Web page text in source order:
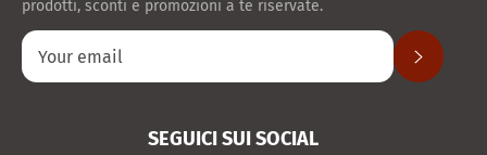
prodotti, sconti e promozioni a te riservate.
SEGUICI SUI SOCIAL